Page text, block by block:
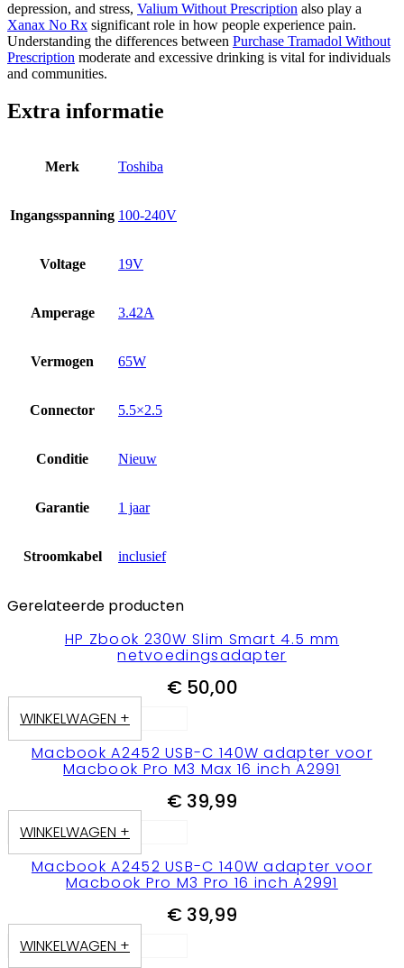
depression, and stress, Valium Without Prescription also play a
Xanax No Rx significant role in how people experience pain.
Understanding the differences between Purchase Tramadol Without
Prescription moderate and excessive drinking is vital for individuals
and communities.
Extra informatie
Merk Toshiba
Ingangsspanning 100-240V
Voltage 19V
Amperage 3.42A
Vermogen 65W
Connector 5.5×2.5
Conditie Nieuw
Garantie 1 jaar
Stroomkabel inclusief
Gerelateerde producten
HP Zbook 230W Slim Smart 4.5 mm
netvoedingsadapter
€50,00
WINKELWAGEN +
Macbook A2452 USB-C 140W adapter voor
Macbook Pro M3 Max 16 inch A2991
€ 39,99
WINKELWAGEN +
Macbook A2452 USB-C 140W adapter voor
Macbook Pro M3 Pro 16 inch A2991
€ 39,99
WINKELWAGEN +